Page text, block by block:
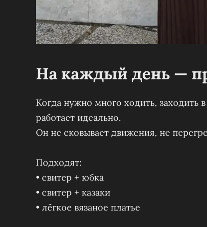
На каждый день —
Когда нужно много ходить, заходить
работает идеально.
Он не сковывает движения, не
Подходят:
• свитер + юбка
• свитер + казаки
• лёгкое вязаное платье